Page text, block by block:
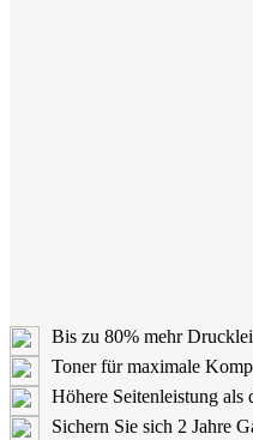
Bis zu 80% mehr
Toner für maximale
Höhere Seitenleistung
Sichern Sie sich 2 Jahre